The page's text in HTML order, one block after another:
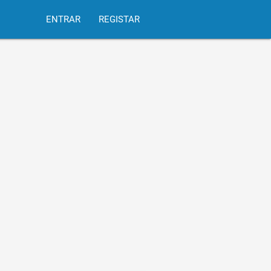
ENTRAR REGISTAR